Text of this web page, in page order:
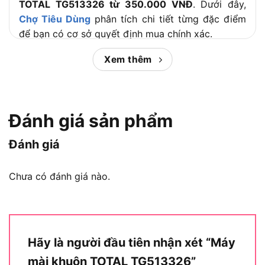
TOTAL TG513326 từ 350.000 VNĐ. Dưới đây,
Chợ Tiêu Dùng phân tích chi tiết từng đặc điểm
để bạn có cơ sở quyết định mua chính xác.
Nội dung chính:
gì?
Xem thêm
Đánh giá sản phẩm
Đánh giá
Chưa có đánh giá nào.
Hãy là người đầu tiên nhận xét “Máy
mài khuôn TOTAL TG513326”